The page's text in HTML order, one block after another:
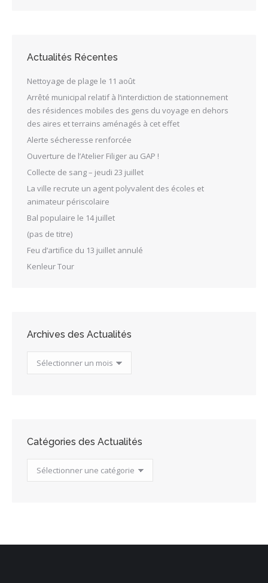
Actualités Récentes
Nettoyage de plage le 11 août
Arrêté municipal relatif à l’interdiction de stationnement
des résidences mobiles des gens du voyage en dehors
des aires et terrains aménagés à cet effet
Alerte sécheresse renforcée
Ouverture de l’Atelier Filiger au GAP !
Collecte de sang – jeudi 23 juillet
La ville recrute un agent polyvalent des écoles et
animateur périscolaire
Bal populaire le 14 juillet
(pas de titre)
Feu d’artifice du 13 juillet annulé
Kenleur Tour
Archives des Actualités
Archives
des
Catégories des Actualités
Catégories
des